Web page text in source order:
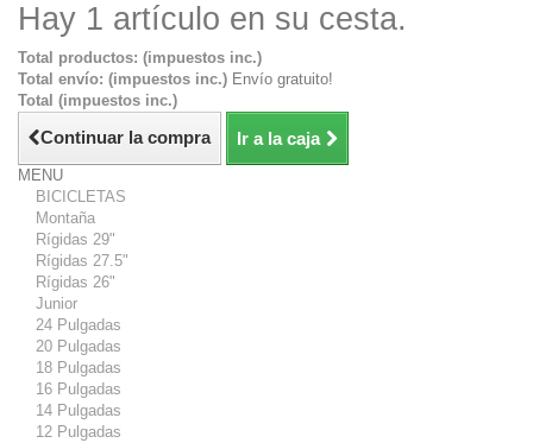
Hay 1 artículo en su cesta.
Total productos: (impuestos inc.)
Total envío: (impuestos inc.) Envío gratuito!
Total (impuestos inc.)
Continuar la compra Ir a la caja
MENU
BICICLETAS
Montaña
Rígidas 29"
Rígidas 27.5"
Rígidas 26"
Junior
24 Pulgadas
20 Pulgadas
18 Pulgadas
16 Pulgadas
14 Pulgadas
12 Pulgadas